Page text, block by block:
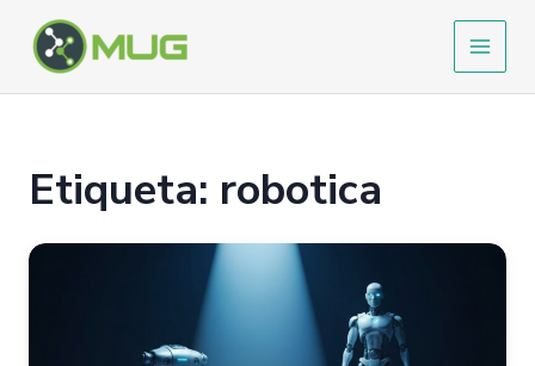
contenido
Etiqueta: robotica